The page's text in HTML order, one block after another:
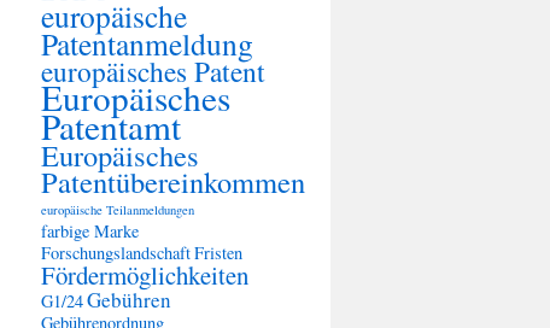
europäische
Patentanmeldung
europäisches Patent
Europäisches
Patentamt
Europäisches
Patentübereinkommen
europäische Teilanmeldungen
farbige Marke
ForschungslandschaftFristen
Fördermöglichkeiten
G1/24Gebühren
Gebührenordnung